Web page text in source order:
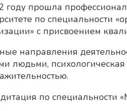
году прошла
по специальности
с присвоением
направления
людьми,
по специальности